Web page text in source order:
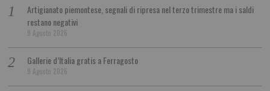
Artigianato piemontese, segnali di ripresa nel terzo trimestre ma i saldi
restano negativi
9 Agosto 2026
Gallerie d’Italia gratis a Ferragosto
9 Agosto 2026